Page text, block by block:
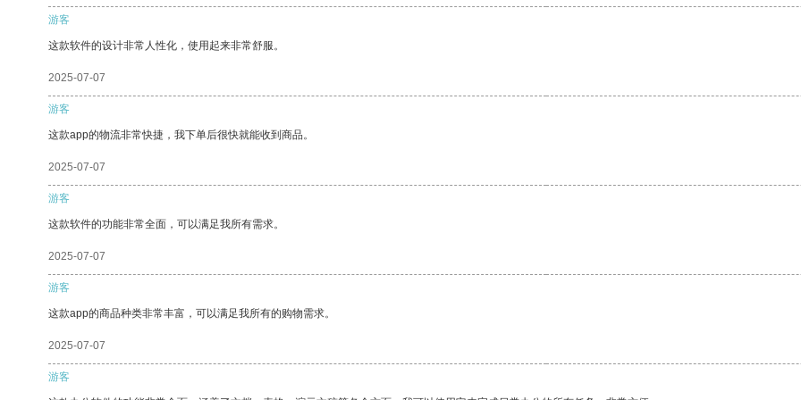
游客
这款软件的设计非常人性化，使用起来非常舒服。
2025-07-07
游客
这款app的物流非常快捷，我下单后很快就能收到商品。
2025-07-07
游客
这款软件的功能非常全面，可以满足我所有需求。
2025-07-07
游客
这款app的商品种类非常丰富，可以满足我所有的购物需求。
2025-07-07
游客